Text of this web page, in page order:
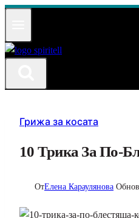
Към
Грижа за косата
10 Трика За По-
ОтЕлена Караулянова